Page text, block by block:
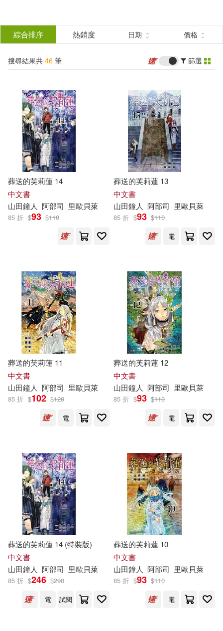
結
分類 (單選)
所有商品(46) 圖書(32)
電子書(14)
作者 (可複選)
山田鐘人(46) 阿部司(46)
葬送的芙莉蓮」製作委員會(1)
東立(46)
配送方式 (可複選)
可超商取貨(32)
可海外宅配(32)
可新加坡店取(32)
可菲律賓店取(32)
電子書 (可複選)
適合平板閱讀(14)
綜合排序 熱銷度 日期 價格
搜尋結果共 46 筆 篩選
葬送的芙莉蓮 14
中文書
山田鐘人 阿部司 里歐貝萊
85 折 $93 $110
葬送的芙莉蓮 13
中文書
山田鐘人 阿部司 里歐貝萊
85 折 $93 $110
電
葬送的芙莉蓮 11
中文書
山田鐘人 阿部司 里歐貝萊
85 折 $102 $120
電
葬送的芙莉蓮 12
中文書
山田鐘人 阿部司 里歐貝萊
85 折 $93 $110
電
葬送的芙莉蓮 14 (特裝版)
中文書
山田鐘人 阿部司 里歐貝萊
85 折 $246 $290
電
試閱
葬送的芙莉蓮 10
中文書
山田鐘人 阿部司 里歐貝萊
85 折 $93 $110
電